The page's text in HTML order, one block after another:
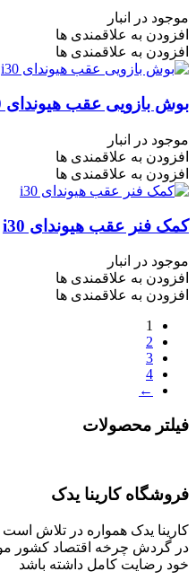
موجود در انبار
افزودن به علاقمندی ها
افزودن به علاقمندی ها
بوش بازویی عقب هیوندای i30
موجود در انبار
افزودن به علاقمندی ها
افزودن به علاقمندی ها
کمک فنر عقب هیوندای i30
موجود در انبار
افزودن به علاقمندی ها
افزودن به علاقمندی ها
1
2
3
4
←
فیلتر محصولات
فروشگاه کارینا یدک
کارینا یدک همواره در تلاش
در گردش چرخه اقتصاد کشور
خود رضایت کامل داشته باشد